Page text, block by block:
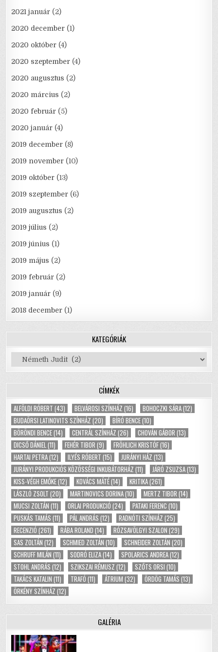
2021 január (2)
2020 december (1)
2020 október (4)
2020 szeptember (4)
2020 augusztus (2)
2020 március (2)
2020 február (5)
2020 január (4)
2019 december (8)
2019 november (10)
2019 október (13)
2019 szeptember (6)
2019 augusztus (2)
2019 július (2)
2019 június (1)
2019 május (2)
2019 február (2)
2019 január (9)
2018 december (1)
KATEGÓRIÁK
Kategóriák
CÍMKÉK
ALFÖLDI RÓBERT (43) BELVÁROSI SZÍNHÁZ (16) BOHOCZKI SÁRA(12)
BUDAÖRSI LATINOVITS SZÍNHÁZ (20) BÍRÓ BENCE(10)
BÖRÖNDI BENCE(14) CENTRÁL SZÍNHÁZ (26) CHOVÁN GÁBOR (13)
DICSŐ DÁNIEL(11) FEHÉR TIBOR (9) FRÖHLICH KRISTÓF(16)
HARTAI PETRA(12) ILYÉS RÓBERT (15) JURÁNYI HÁZ (13)
JURÁNYI PRODUKCIÓS KÖZÖSSÉGI INKUBÁTORHÁZ (11) JÁRÓ ZSUZSA(13)
KISS-VÉGH EMŐKE(12) KOVÁCS MÁTÉ(14) KRITIKA(261)
LÁSZLÓ ZSOLT (20) MARTINOVICS DORINA(10) MERTZ TIBOR (14)
MUCSI ZOLTÁN (11) ORLAI PRODUKCIÓ (24) PATAKI FERENC (10)
PUSKÁS TAMÁS (11) PÁL ANDRÁS (12) RADNÓTI SZÍNHÁZ (25)
RECENZIÓ (261) RÁBA ROLAND (14) RÓZSAVÖLGYI SZALON (29)
SAS ZOLTÁN (12) SCHMIED ZOLTÁN (10) SCHNEIDER ZOLTÁN (20)
SCHRUFF MILÁN (11) SODRÓ ELIZA(14) SPOLARICS ANDREA(12)
STOHL ANDRÁS (12) SZIKSZAI RÉMUSZ (12) SZŐTS ORSI (10)
TAKÁCS KATALIN (11) TRAFÓ (11) ÁTRIUM (32) ÖRDÖG TAMÁS (13)
ÖRKÉNY SZÍNHÁZ (12)
GALÉRIA